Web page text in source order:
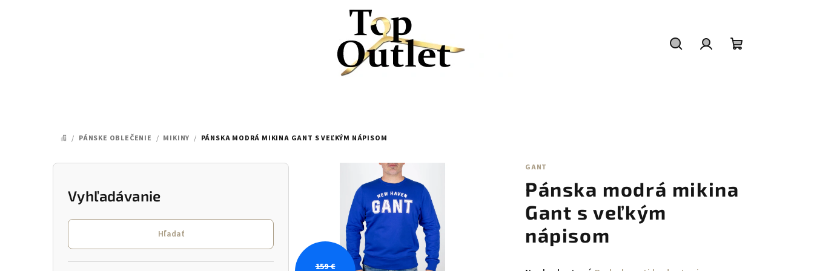
DOMOV
/ PÁNSKE OBLEČENIE / MIKINY / PÁNSKA MODRÁ MIKINA GANT S VEĽKÝM NÁPISOM
B
Vyhľadávanie
Hľadať
GANT
Pánska modrá mikina
Gant s veľkým
nápisom
159 €